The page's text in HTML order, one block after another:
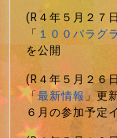
(R４年５月２７
「 １００パラグ
を公開
(R４年５月２６
「最新情報」更
６月の参加予定